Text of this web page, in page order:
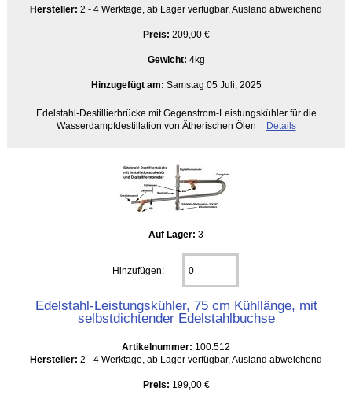
Hersteller: 2 - 4 Werktage, ab Lager verfügbar, Ausland abweichend
Preis: 209,00 €
Gewicht: 4kg
Hinzugefügt am: Samstag 05 Juli, 2025
Edelstahl-Destillierbrücke mit Gegenstrom-Leistungskühler für die
Wasserdampfdestillation von Ätherischen Ölen
Details
Auf Lager: 3
Hinzufügen:
Edelstahl-Leistungskühler, 75 cm Kühllänge, mit
selbstdichtender Edelstahlbuchse
Artikelnummer: 100.512
Hersteller: 2 - 4 Werktage, ab Lager verfügbar, Ausland abweichend
Preis: 199,00 €